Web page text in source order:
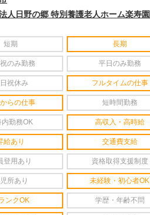
人日野の郷 特別養護老人ホーム楽寿園
短期 長期
のみ勤務 平日のみ勤務
祝休み フルタイムの仕事
らの仕事 短時間勤務
内勤務OK 高収入・高時給
給あり 交通費支給
登用あり 資格取得支援制度
所あり 未経験・初心者OK
ンクOK 学歴・年齢不問